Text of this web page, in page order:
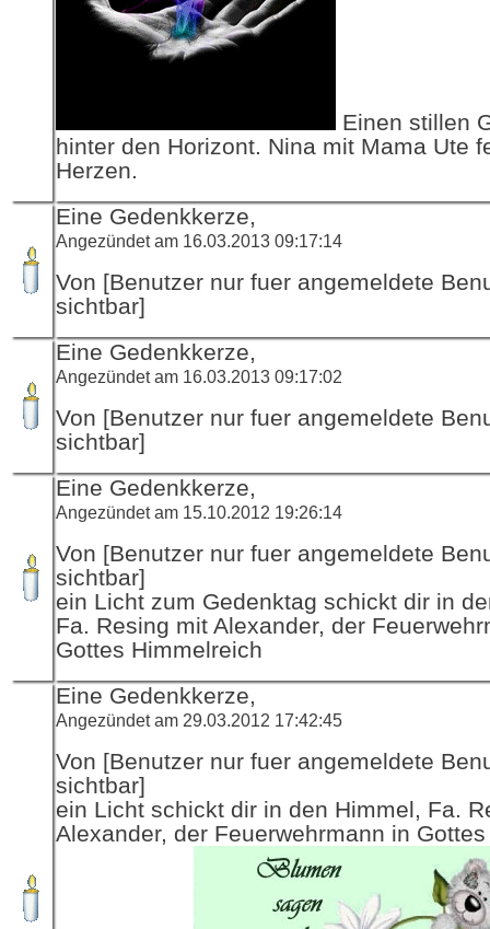
Einen stillen
hinter den Horizont. Nina mit Mama Ute
Herzen.
Eine Gedenkkerze,
Angezündet am 16.03.2013 09:17:14
Von [Benutzer nur fuer angemeldete
sichtbar]
Eine Gedenkkerze,
Angezündet am 16.03.2013 09:17:02
Von [Benutzer nur fuer angemeldete
sichtbar]
Eine Gedenkkerze,
Angezündet am 15.10.2012 19:26:14
Von [Benutzer nur fuer angemeldete
sichtbar]
ein Licht zum Gedenktag schickt dir in
Fa. Resing mit Alexander, der
Gottes Himmelreich
Eine Gedenkkerze,
Angezündet am 29.03.2012 17:42:45
Von [Benutzer nur fuer angemeldete
sichtbar]
ein Licht schickt dir in den Himmel, Fa.
Alexander, der Feuerwehrmann in Gottes